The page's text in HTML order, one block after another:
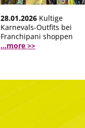
28.01.2026 Kultige
Karnevals-Outfits bei
Franchipani shoppen
...more >>